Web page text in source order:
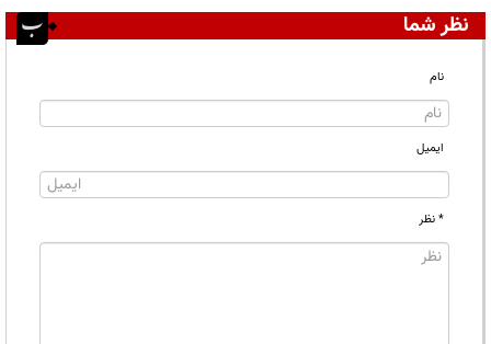
نظر شما
نام
ایمیل
* نظر